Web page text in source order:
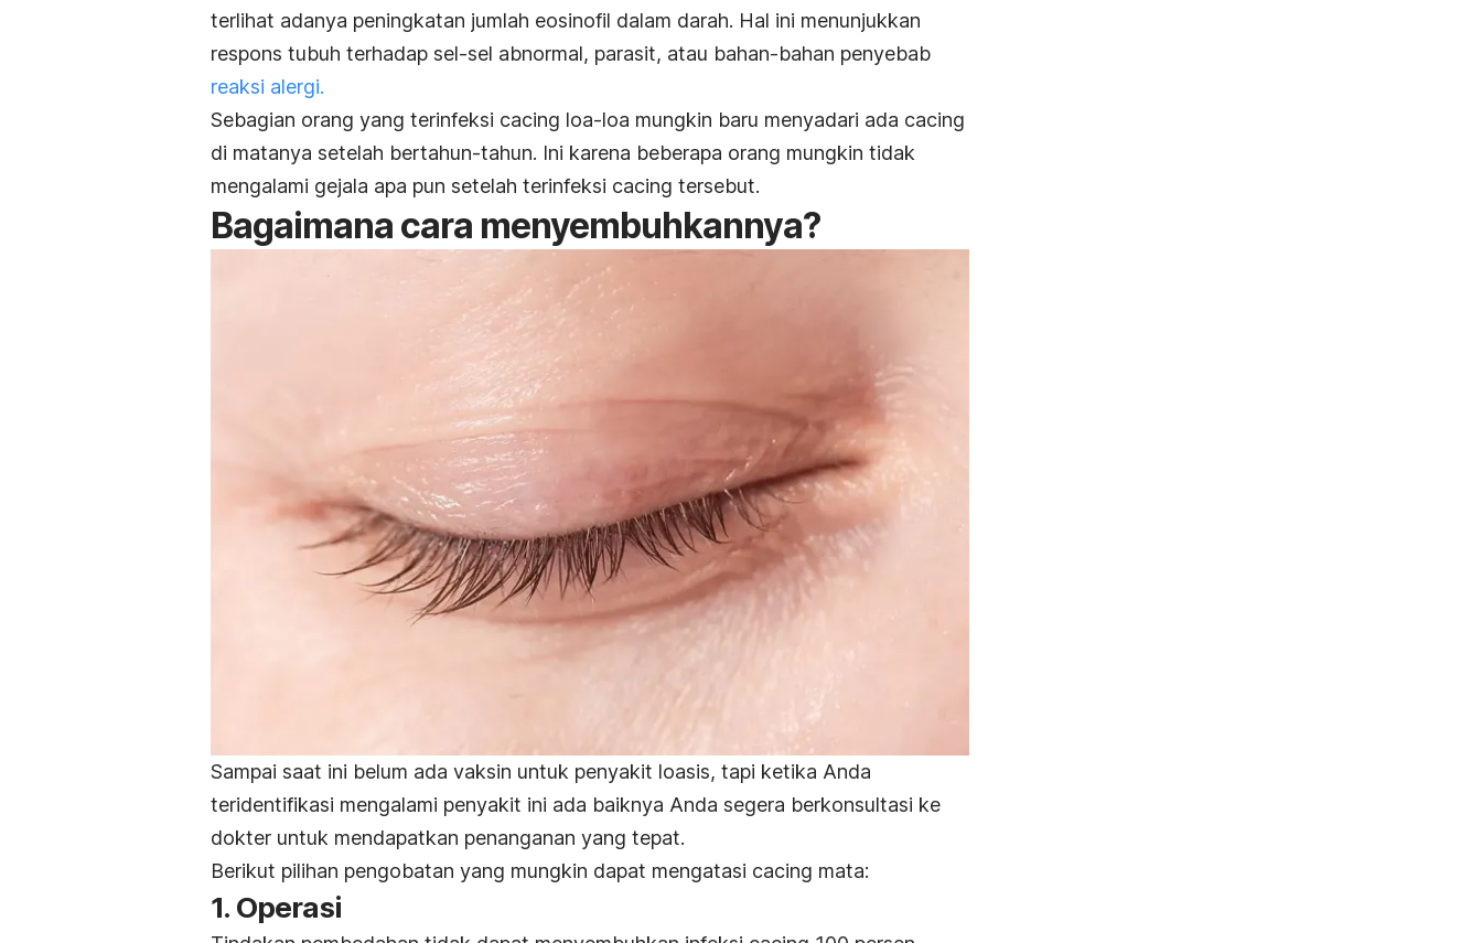
terlihat adanya peningkatan jumlah eosinofil dalam darah. Hal ini menunjukkan
respons tubuh terhadap sel-sel abnormal, parasit, atau bahan-bahan penyebab
reaksi alergi.
Sebagian orang yang terinfeksi cacing loa-loa mungkin baru menyadari ada cacing
di matanya setelah bertahun-tahun. Ini karena beberapa orang mungkin tidak
mengalami gejala apa pun setelah terinfeksi cacing tersebut.
Bagaimana cara menyembuhkannya?
Sampai saat ini belum ada vaksin untuk penyakit loasis, tapi ketika Anda
teridentifikasi mengalami penyakit ini ada baiknya Anda segera berkonsultasi ke
dokter untuk mendapatkan penanganan yang tepat.
Berikut pilihan pengobatan yang mungkin dapat mengatasi cacing mata:
1. Operasi